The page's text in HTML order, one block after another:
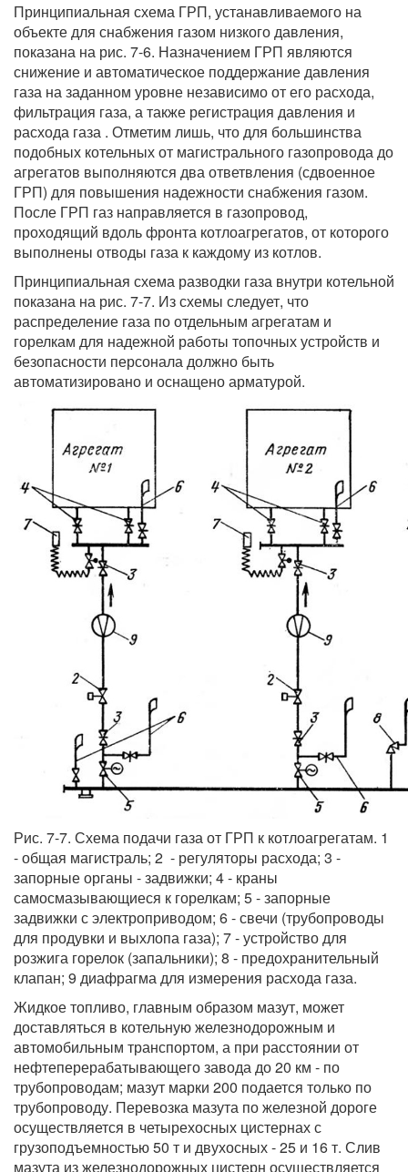
Принципиальная схема ГРП, устанавливаемого на
объекте для снабжения газом низкого давления,
показана на рис. 7-6. Назначением ГРП являются
снижение и автоматическое поддержание давления
газа на заданном уровне независимо от его расхода,
фильтрация газа, а также регистрация давления и
расхода газа . Отметим лишь, что для большинства
подобных котельных от магистрального газопровода до
агрегатов выполняются два ответвления (сдвоенное
ГРП) для повышения надежности снабжения газом.
После ГРП газ направляется в газопровод,
проходящий вдоль фронта котлоагрегатов, от которого
выполнены отводы газа к каждому из котлов.
Принципиальная схема разводки газа внутри котельной
показана на рис. 7-7. Из схемы следует, что
распределение газа по отдельным агрегатам и
горелкам для надежной работы топочных устройств и
безопасности персонала должно быть
автоматизировано и оснащено арматурой.
Рис. 7-7. Схема подачи газа от ГРП к котлоагрегатам. 1
- общая магистраль; 2 - регуляторы расхода; 3 -
запорные органы - задвижки; 4 - краны
самосмазывающиеся к горелкам; 5 - запорные
задвижки с электроприводом; 6 - свечи (трубопроводы
для продувки и выхлопа газа); 7 - устройство для
розжига горелок (запальники); 8 - предохранительный
клапан; 9 диафрагма для измерения расхода газа.
Жидкое топливо, главным образом мазут, может
доставляться в котельную железнодорожным и
автомобильным транспортом, а при расстоянии от
нефтеперерабатывающего завода до 20 км - по
трубопроводам; мазут марки 200 подается только по
трубопроводу. Перевозка мазута по железной дороге
осуществляется в четырехосных цистернах с
грузоподъемностью 50 т и двухосных - 25 и 16 т. Слив
мазута из железнодорожных цистерн осуществляется